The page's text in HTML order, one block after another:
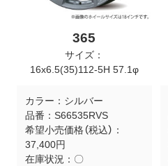
365
サイズ：
16x6.5(35)112-5H 57.1φ
カラー： シルバー
品番： S66535RVS
希望小売価格（税込）：
37,400円
在庫状況： 〇